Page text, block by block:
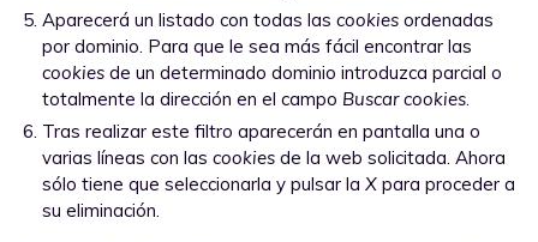
Aparecerá un listado con todas las cookies ordenadas
por dominio. Para que le sea más fácil encontrar las
cookies de un determinado dominio introduzca parcial o
totalmente la dirección en el campo Buscar cookies.
Tras realizar este filtro aparecerán en pantalla una o
varias líneas con las cookies de la web solicitada. Ahora
sólo tiene que seleccionarla y pulsar la X para proceder a
su eliminación.